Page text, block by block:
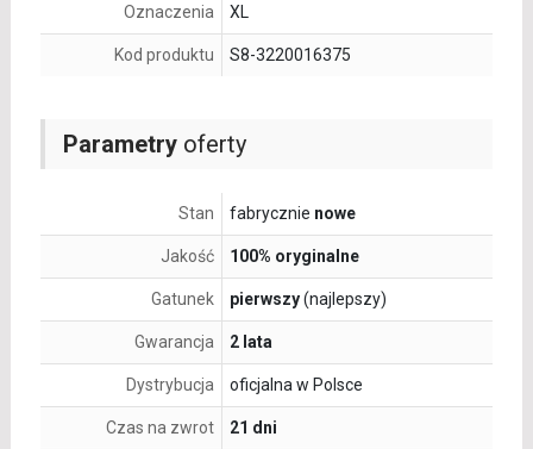
Parametryoferty
Stan fabrycznie nowe
Jakość 100% oryginalne
Gatunek pierwszy(najlepszy)
Gwarancja 2 lata
Dystrybucja oficjalna w Polsce
Czas na zwrot 21 dni
Oznaczenia XL
Kod produktu S8-3220016375